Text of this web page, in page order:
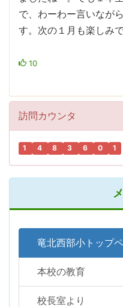
で、わーわー言いなが
す。次の１月も楽しみ
10
訪問カウンタ
1 4 8 3 6 0 1
竜北西部小トップ
本校の教育
校長室より